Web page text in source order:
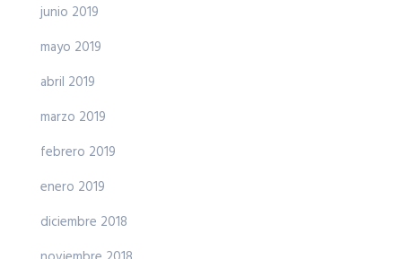
junio 2019
mayo 2019
abril 2019
marzo 2019
febrero 2019
enero 2019
diciembre 2018